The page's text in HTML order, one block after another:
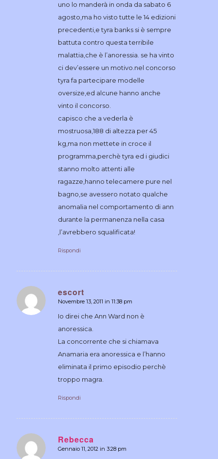
uno lo manderà in onda da sabato 6
agosto,ma ho visto tutte le 14 edizioni
precedenti,e tyra banks si è sempre
battuta contro questa terribile
malattia,che è l’anoressia. se ha vinto
ci dev’essere un motivo.nel concorso
tyra fa partecipare modelle
oversize,ed alcune hanno anche
vinto il concorso.
capisco che a vederla è
mostruosa,188 di altezza per 45
kg,ma non mettete in croce il
programma,perchè tyra ed i giudici
stanno molto attenti alle
ragazze,hanno telecamere pure nel
bagno,se avessero notato qualche
anomalia nel comportamento di ann
durante la permanenza nella casa
,l’avrebbero squalificata!
Rispondi
escort
dice:
Novembre 13, 2011 in 11:38 pm
Io direi che Ann Ward non è
anoressica.
La concorrente che si chiamava
Anamaria era anoressica e l’hanno
eliminata il primo episodio perchè
troppo magra.
Rispondi
Rebecca
dice:
Gennaio 11, 2012 in 3:28 pm